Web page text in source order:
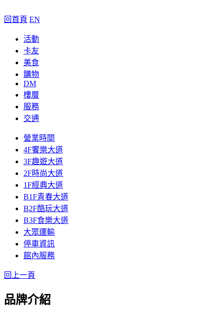
回首頁 EN
活動
卡友
美食
購物
DM
樓層
服務
交通
營業時間
4F饗樂大道
3F趣遊大道
2F時尚大道
1F經典大道
B1F青春大道
B2F酷玩大道
B3F食樂大道
大眾運輸
停車資訊
館內服務
回上一頁
品牌介紹